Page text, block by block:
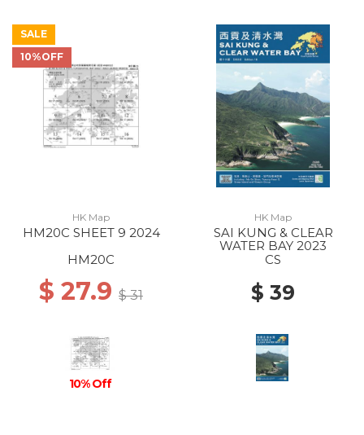
SALE
10%OFF
HK Map
HM20C SHEET 9 2024
HM20C
$ 27.9 $ 31
10% Off
HK Map
SAI KUNG & CLEAR
WATER BAY 2023
CS
$ 39